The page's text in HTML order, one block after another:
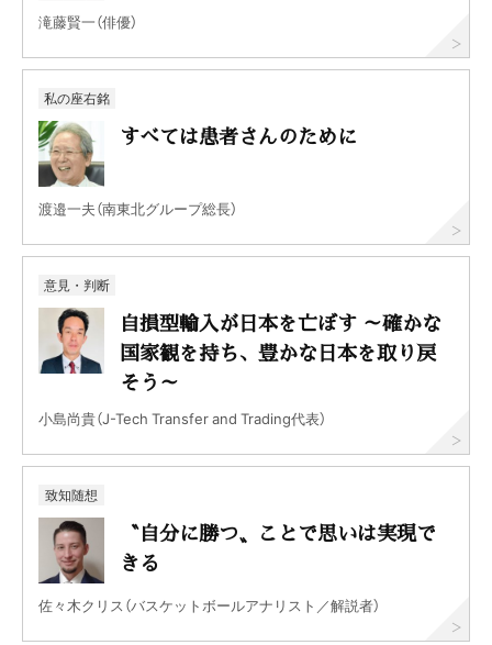
滝藤賢一（俳優）
私の座右銘
すべては患者さんのために
渡邉一夫（南東北グループ総長）
意見・判断
自損型輸入が日本を亡ぼす ～確かな
国家観を持ち、豊かな日本を取り戻
そう～
小島尚貴（J-Tech Transfer and Trading代表）
致知随想
〝自分に勝つ〟ことで思いは実現で
きる
佐々木クリス（バスケットボールアナリスト／解説者）